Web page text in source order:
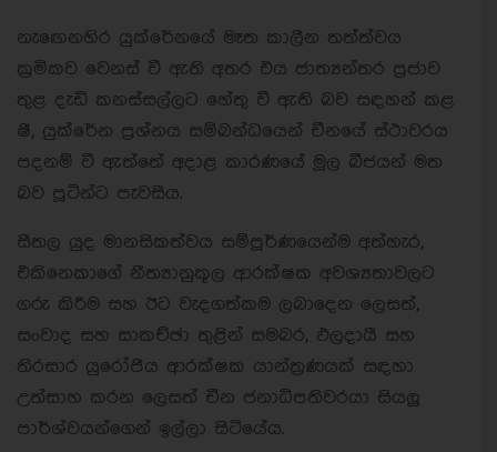
නැඟෙනහිර යුක්රේනයේ මෑත කාලීන තත්ත්වය
ක්‍රමිකව වෙනස් වී ඇති අතර එය ජාත්‍යන්තර ප්‍රජාව
තුළ දැඩි කනස්සල්ලට හේතු වී ඇති බව සඳහන් කළ
ෂී, යුක්රේන ප්‍රශ්නය සම්බන්ධයෙන් චීනයේ ස්ථාවරය
පදනම් වී ඇත්තේ අදාළ කාරණයේ මූල බීජයන් මත
බව පූටින්ට පැවසීය.
සීතල යුද මානසිකත්වය සම්පූර්ණයෙන්ම අත්හැර,
එකිනෙකාගේ නීත්‍යානුකූල ආරක්ෂක අවශ්‍යතාවලට
ගරු කිරීම සහ ඊට වැදගත්කම ලබාදෙන ලෙසත්,
සංවාද සහ සාකච්ඡා තුළින් සමබර, ඵලදායී සහ
තිරසාර යුරෝපීය ආරක්ෂක යාන්ත්‍රණයක් සඳහා
උත්සාහ කරන ලෙසත් චීන ජනාධිපතිවරයා සියලු
පාර්ශ්වයන්ගෙන් ඉල්ලා සිටියේය.